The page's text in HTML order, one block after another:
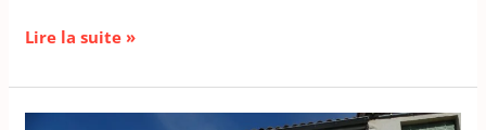
LA
Lire la suite »